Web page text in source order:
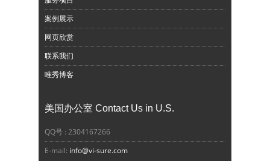
案例展示
网页欣赏
联系我们
唯秀博客
美国办公室 Contact Us in U.S.
QQ号 : 2304167266
E-mail: info@vi-sure.com